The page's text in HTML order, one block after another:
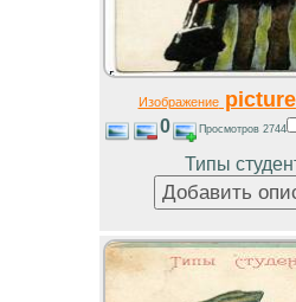
Изображение
0 Просмотров 2744
Типы